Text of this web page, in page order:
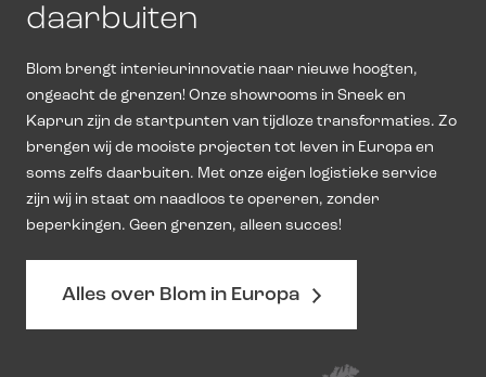
daarbuiten
Blom brengt interieurinnovatie naar nieuwe hoogten,
ongeacht de grenzen! Onze showrooms in Sneek en
Kaprun zijn de startpunten van tijdloze transformaties. Zo
brengen wij de mooiste projecten tot leven in Europa en
soms zelfs daarbuiten. Met onze eigen logistieke service
zijn wij in staat om naadloos te opereren, zonder
beperkingen. Geen grenzen, alleen succes!
Alles over Blom in Europa